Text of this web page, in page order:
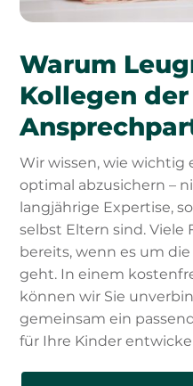
Warum
Kollegen
Wir wissen, wie wichtig
optimal abzusichern –
langjährige Expertise,
selbst Eltern sind. Viele
bereits, wenn es um
geht. In einem
können wir Sie
gemeinsam ein
für Ihre Kinder